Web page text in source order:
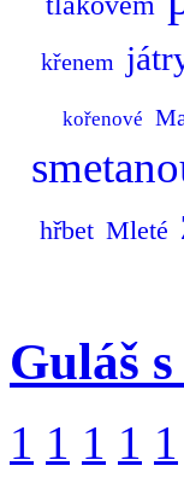
křenem
kořenové
hřbet Mleté
Guláš
1 1 1 1 1